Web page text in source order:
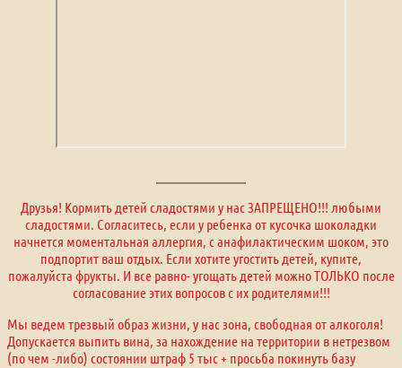
Друзья! Кормить детей сладостями у нас ЗАПРЕЩЕНО!!! любыми
сладостями. Согласитесь, если у ребенка от кусочка шоколадки
начнется моментальная аллергия, с анафилактическим шоком, это
подпортит ваш отдых. Если хотите угостить детей, купите,
пожалуйста фрукты. И все равно- угощать детей можно ТОЛЬКО после
согласование этих вопросов с их родителями!!!
Мы ведем трезвый образ жизни, у нас зона, свободная от алкоголя!
Допускается выпить вина, за нахождение на территории в нетрезвом
(по чем -либо) состоянии штраф 5 тыс + просьба покинуть базу